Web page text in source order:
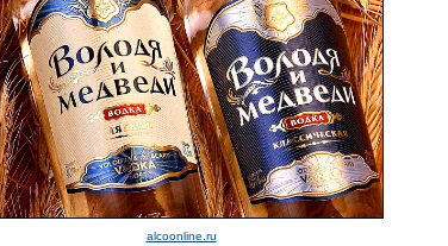
alcoonline.ru